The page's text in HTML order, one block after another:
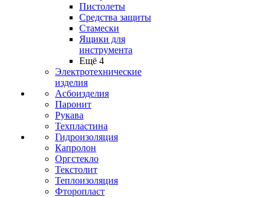
Пистолеты
Средства защиты
Стамески
Ящики для
инструмента
Ещё 4
Электротехнические
изделия
Асбоизделия
Паронит
Рукава
Техпластина
Гидроизоляция
Капролон
Оргстекло
Текстолит
Теплоизоляция
Фторопласт